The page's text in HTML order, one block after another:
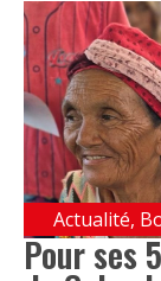
Actualité,
Pour ses